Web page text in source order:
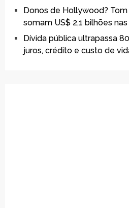
Donos de Hollywood?
somam US$ 2,1 bilhões
Dívida pública ultrapassa
juros, crédito e custo de